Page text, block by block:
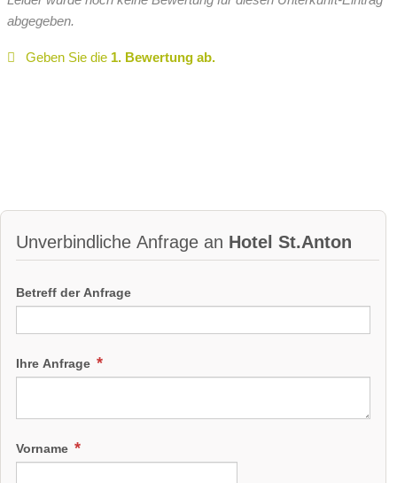
abgegeben.
Geben Sie die 1. Bewertung ab.
Unverbindliche Anfrage an Hotel St.Anton
Betreff der Anfrage
Ihre Anfrage
Vorname